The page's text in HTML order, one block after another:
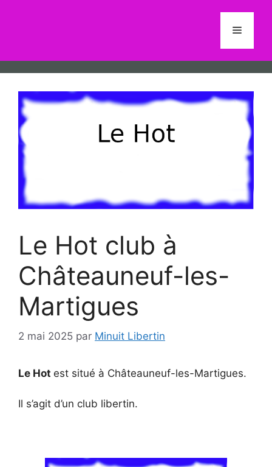
Menu
Le Hot club à
Châteauneuf-les-
Martigues
2 mai 2025 par Minuit Libertin
Le Hot est situé à Châteauneuf-les-Martigues.
Il s’agit d’un club libertin.